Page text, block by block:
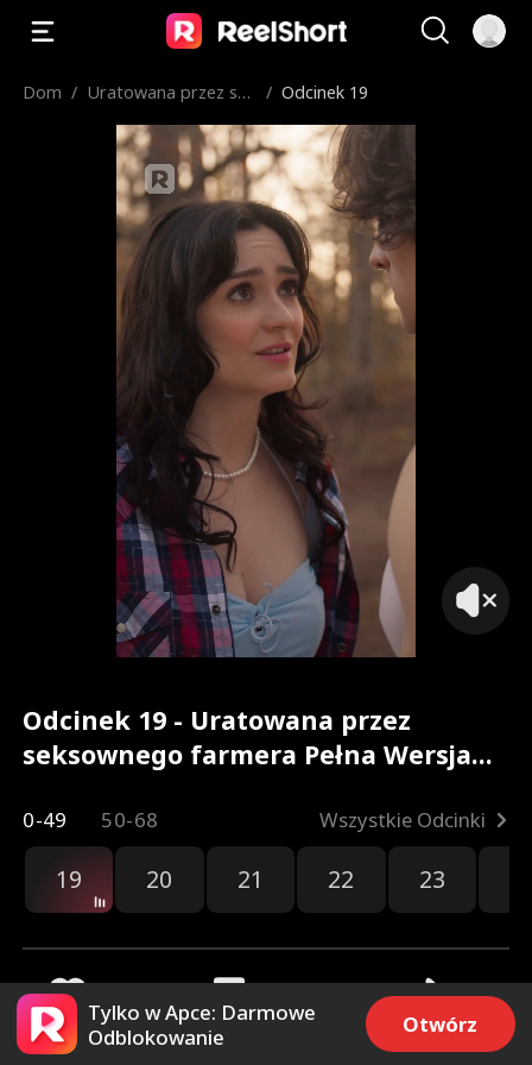
Dom / Uratowana przez sek
/ Odcinek 19
A moja sytuacja
Odcinek 19 - Uratowana przez
seksownego farmera Pełna Wersja
0-49 50-68 Wszystkie Odcinki
19 20 21 22 23
623 8.9k Udostępnij
Tylko w Apce: Darmowe
Odblokowanie
Otwórz